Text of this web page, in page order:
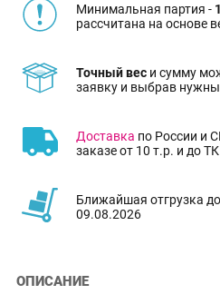
Минимальная партия -
рассчитана на основе
Точный вес и сумму
заявку и выбрав
Доставка по России и
заказе от 10 т.р. и до
Ближайшая отгрузка
09.08.2026
ОПИСАНИЕ